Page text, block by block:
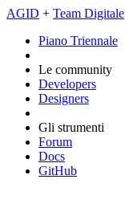
AGID + Team Digitale
Piano Triennale
Le community
Developers
Designers
Gli strumenti
Forum
Docs
GitHub